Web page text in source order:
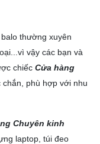
thường xuyên
vậy các bạn và
chiếc Cửa hàng
chắn, phù hợp với nhu
Chuyên kinh
laptop túi đeo